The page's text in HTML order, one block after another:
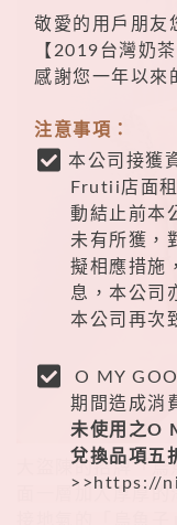
大盜陳的招牌「
面一層加入厚厚
敬愛的用戶朋友
【2019台灣奶
感謝您一年以來
注意事項：
本公司接獲
Frutii店面
動結止前本
未有所獲，
擬相應措施
息，本公司
本公司再次
O MY
期間造成消
未使用之O
兌換品項五
>>https://